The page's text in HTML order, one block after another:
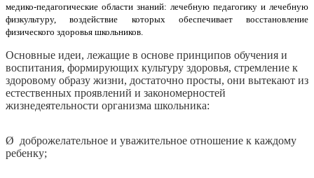
медико-педагогические области знаний: лечебную педагогику и лечебную
физкультуру, воздействие которых обеспечивает восстановление
физического здоровья школьников.
Основные идеи, лежащие в основе принципов обучения и
воспитания, формирующих культуру здоровья, стремление к
здоровому образу жизни, достаточно просты, они вытекают из
естественных проявлений и закономерностей
жизнедеятельности организма школьника:
Ø доброжелательное и уважительное отношение к каждому
ребенку;